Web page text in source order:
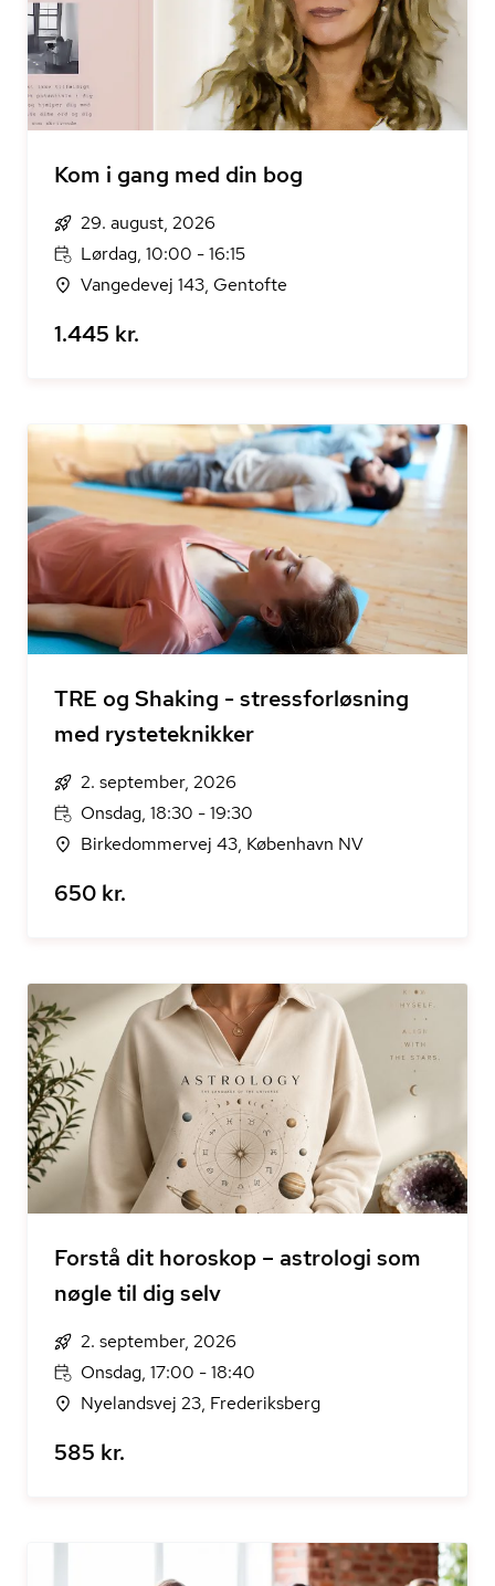
Kom i gang med din bog
29. august, 2026
Lørdag, 10:00 - 16:15
Vangedevej 143, Gentofte
1.445 kr.
TRE og Shaking - stressforløsning
med rysteteknikker
2. september, 2026
Onsdag, 18:30 - 19:30
Birkedommervej 43, København NV
650 kr.
Forstå dit horoskop – astrologi som
nøgle til dig selv
2. september, 2026
Onsdag, 17:00 - 18:40
Nyelandsvej 23, Frederiksberg
585 kr.